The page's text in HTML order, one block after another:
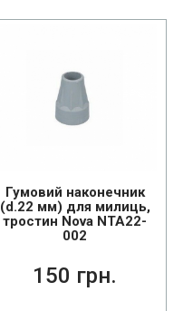
Гумовий наконечник
(d.22 мм) для милиць,
тростин Nova NTA22-
002
150 грн.